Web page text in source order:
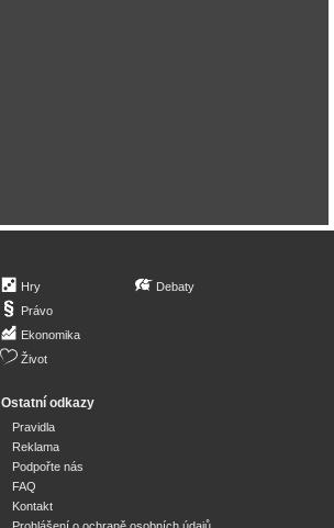
Hry
Právo
Ekonomika
Život
Debaty
Ostatní odkazy
Pravidla
Reklama
Podpořte nás
FAQ
Kontakt